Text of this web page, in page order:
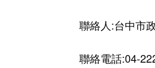
聯絡人:台中市
聯絡電話:04-